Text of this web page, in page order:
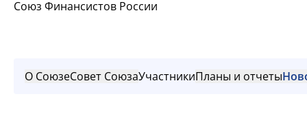
Союз Финансистов России
О СоюзеСовет СоюзаУчастникиПланы и отчеты